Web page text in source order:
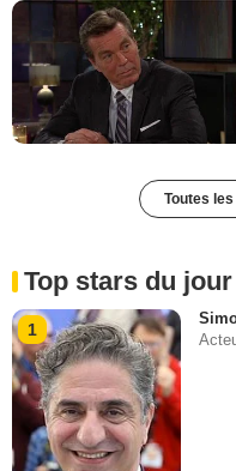
Toutes
Top stars du jour
1